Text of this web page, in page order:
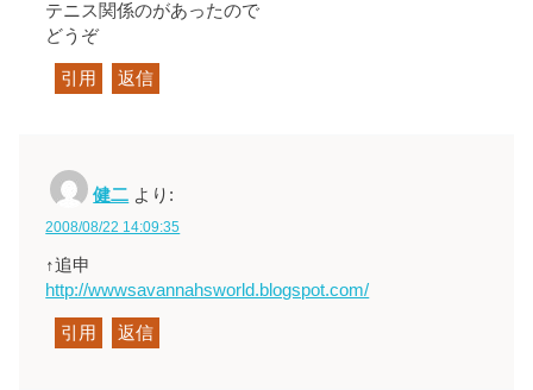
テニス関係のがあったので
どうぞ
引用 返信
健二 より:
2008/08/22 14:09:35
↑追申
http://wwwsavannahsworld.blogspot.com/
引用 返信